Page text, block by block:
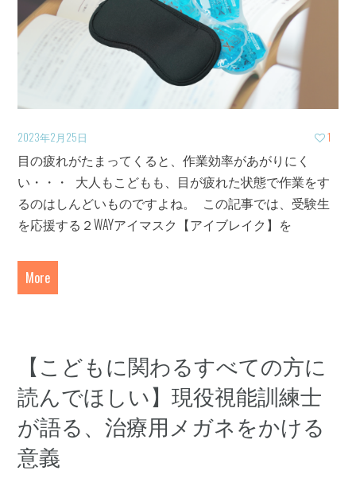
2023年2月25日 1
目の疲れがたまってくると、作業効率があがりにく
い・・・ 大人もこどもも、目が疲れた状態で作業をす
るのはしんどいものですよね。 この記事では、受験生
を応援する２WAYアイマスク【アイブレイク】を
More
【こどもに関わるすべての方に
読んでほしい】現役視能訓練士
が語る、治療用メガネをかける
意義